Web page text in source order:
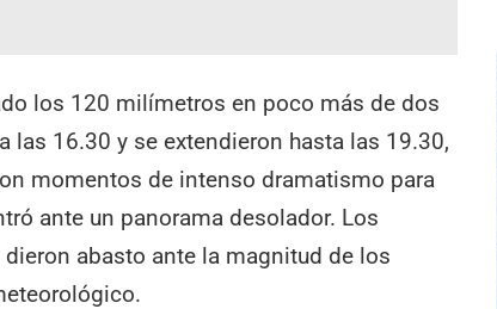
los 120 milímetros en poco más de dos
las 16.30 y se extendieron hasta las 19.30,
momentos de intenso dramatismo para
ante un panorama desolador. Los
abasto ante la magnitud de los